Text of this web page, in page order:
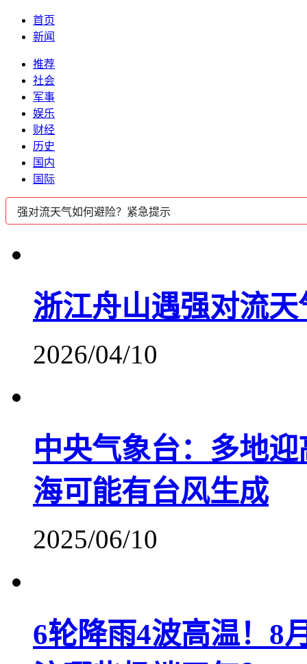
首页
新闻
推荐
社会
军事
娱乐
财经
历史
国内
国际
浙江舟山遇强对流
2026/04/10
中央气象台：多地
海可能有台风生成
2025/06/10
6轮降雨4波高温！8